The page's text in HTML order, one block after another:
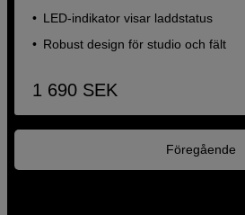
LED-indikator visar laddstatus
Robust design för studio och fält
1 690 SEK
Föregående